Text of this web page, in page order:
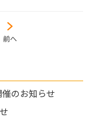
前へ
催のお知らせ